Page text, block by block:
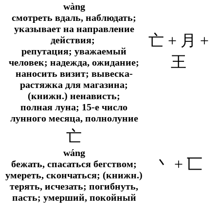
wàng
смотреть вдаль, наблюдать;
указывает на направление
действия;
репутация; уважаемый
человек; надежда, ожидание;
наносить визит; вывеска-
растяжка для магазина;
(книжн.) ненависть;
полная луна; 15-е число
лунного месяца, полнолуние
亡 + 月 +
王
亡
wáng
бежать, спасаться бегством;
умереть, скончаться; (книжн.)
терять, исчезать; погибнуть,
пасть; умерший, покойный
丶 + 匸